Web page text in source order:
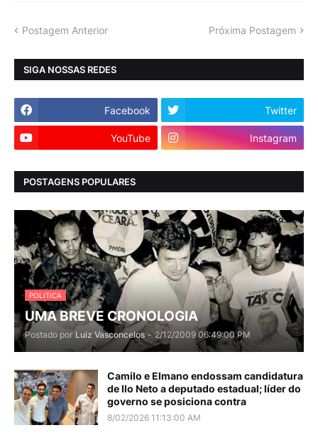
Postagem Anterior Próxima Postagem
SIGA NOSSAS REDES
Facebook Twitter
YouTube Instagram
POSTAGENS POPULARES
POLITICA
UMA BREVE CRONOLOGIA
Postado por Luiz Vasconcelos - 2/12/2009 06:49:00 PM
Camilo e Elmano endossam candidatura
de Ilo Neto a deputado estadual; líder do
governo se posiciona contra
8/02/2026 11:13:00 AM